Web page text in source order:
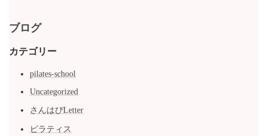
ブログ
カテゴリー
pilates-school
Uncategorized
さんはぴLetter
ピラティス